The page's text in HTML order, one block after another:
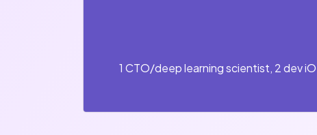
1 CTO/deep learning scientist, 2 dev